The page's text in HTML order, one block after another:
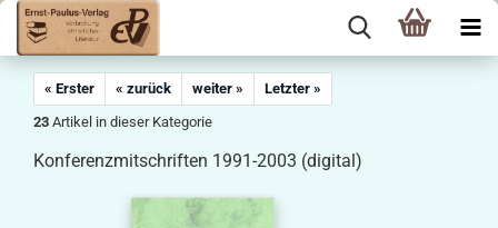
« Erster « zurück weiter »
Letzter »
23 Artikel in dieser Kategorie
Konferenzmitschriften 1991-2003 (digital)